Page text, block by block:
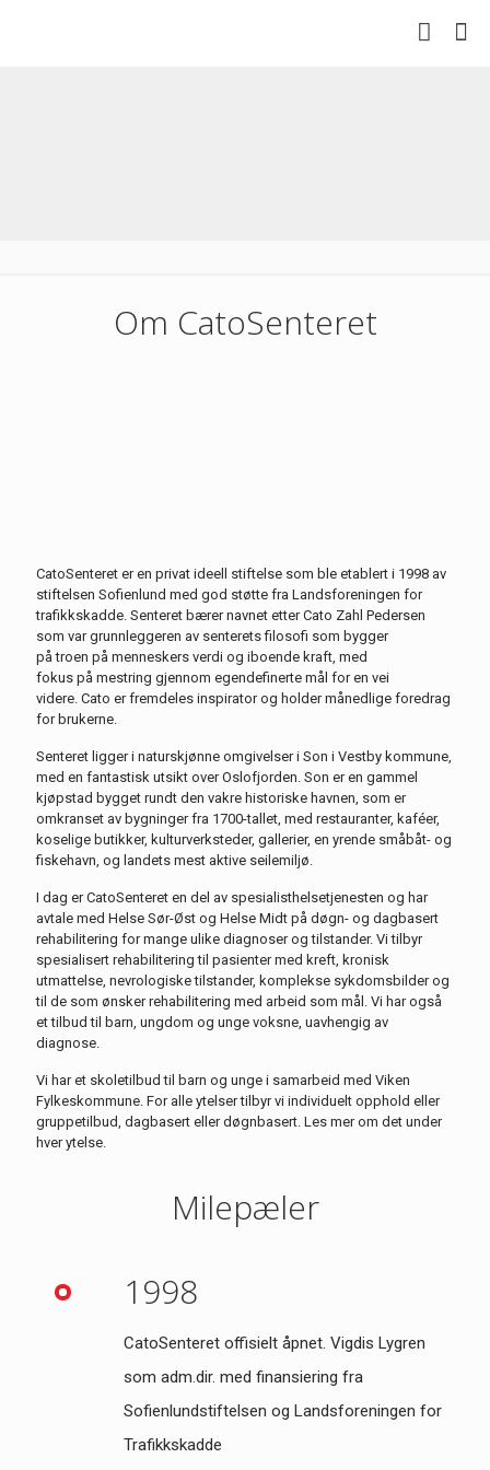
Om CatoSenteret
CatoSenteret er en privat ideell stiftelse som ble etablert i 1998 av
stiftelsen Sofienlund med god støtte fra Landsforeningen for
trafikkskadde. Senteret bærer navnet etter Cato Zahl Pedersen
som var grunnleggeren av senterets filosofi som bygger
påtroen på menneskers verdi og iboende kraft, med
fokus på mestring gjennom egendefinerte mål for en vei
videre. Cato er fremdeles inspiratorog holder månedlige foredrag
for brukerne.
Senteret ligger i naturskjønne omgivelser i Son i Vestby kommune,
med en fantastisk utsikt over Oslofjorden. Son er en gammel
kjøpstad bygget rundt den vakre historiske havnen, som er
omkranset av bygninger fra 1700-tallet, med restauranter, kaféer,
koselige butikker, kulturverksteder, gallerier, en yrende småbåt- og
fiskehavn, og landets mest aktive seilemiljø.
I dag erCatoSenteret en del av spesialisthelsetjenesten og har
avtale med Helse Sør-Øst og Helse Midt på døgn- og dagbasert
rehabilitering for mange ulike diagnoser og tilstander. Vi tilbyr
spesialisert rehabiliteringtil pasienter med kreft, kronisk
utmattelse, nevrologiske tilstander, komplekse sykdomsbilder og
til de som ønsker rehabilitering med arbeid som mål. Vi har også
et tilbud til barn, ungdom og unge voksne, uavhengig av
diagnose.
Vi har et skoletilbud til barn og unge i samarbeid med Viken
Fylkeskommune. For alle ytelser tilbyr vi individuelt opphold eller
gruppetilbud, dagbasert eller døgnbasert. Les mer om det under
hver ytelse.
Milepæler
1998
CatoSenteret offisielt åpnet. Vigdis Lygren
som adm.dir. med finansiering fra
Sofienlundstiftelsen og Landsforeningen for
Trafikkskadde